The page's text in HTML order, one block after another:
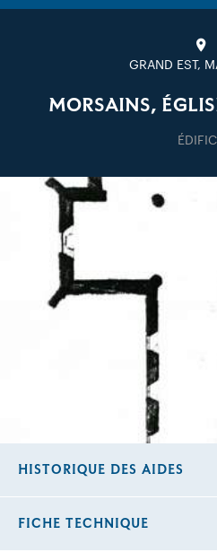
GRAND EST,
MORSAINS,
HISTORIQUE DES AIDES
FICHE TECHNIQUE